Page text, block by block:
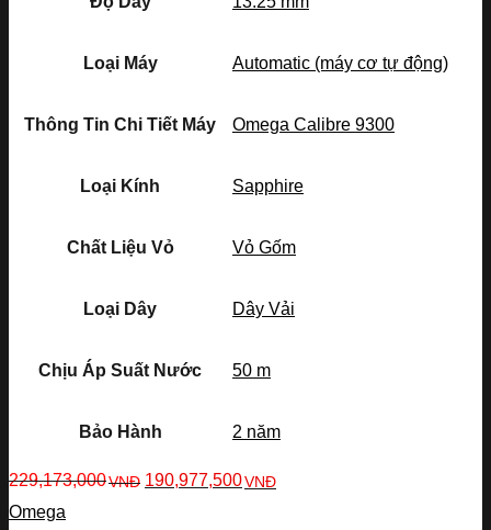
Loại Máy Automatic (máy cơ tự động)
Thông Tin Chi Tiết Máy Omega Calibre 9300
Loại Kính Sapphire
Chất Liệu Vỏ Vỏ Gốm
Loại Dây Dây Vải
Chịu Áp Suất Nước 50 m
Bảo Hành 2 năm
229,173,000VNĐ 190,977,500VNĐ
Omega